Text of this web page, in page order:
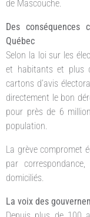
de Mascouche.
Des
Québec
Selon la loi sur les
et habitants et plus
cartons d’avis
directement le bon
pour près de 6
population.
La grève compromet
par
domiciliés.
La voix des